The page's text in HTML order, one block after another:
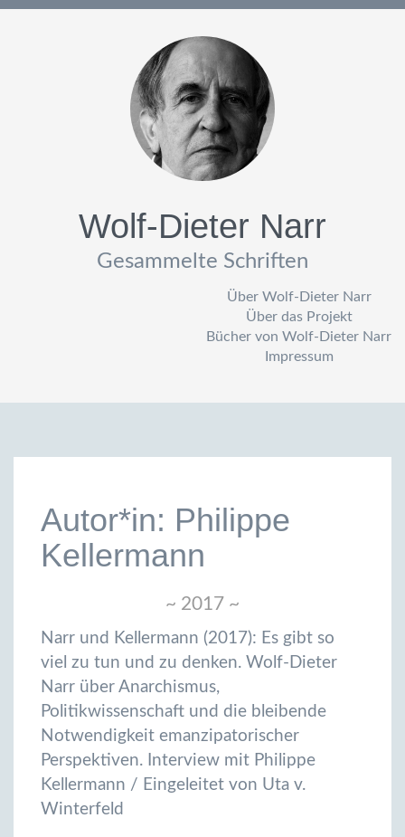
Wolf-Dieter Narr
Gesammelte Schriften
Über Wolf-Dieter Narr
Über das Projekt
Bücher von Wolf-Dieter Narr
Impressum
Autor*in: Philippe
Kellermann
~ 2017 ~
Narr und Kellermann (2017): Es gibt so
viel zu tun und zu denken. Wolf-Dieter
Narr über Anarchismus,
Politikwissenschaft und die bleibende
Notwendigkeit emanzipatorischer
Perspektiven. Interview mit Philippe
Kellermann / Eingeleitet von Uta v.
Winterfeld